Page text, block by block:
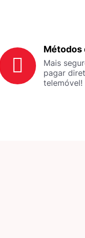
Métodos
Mais
pagar
telemóvel!